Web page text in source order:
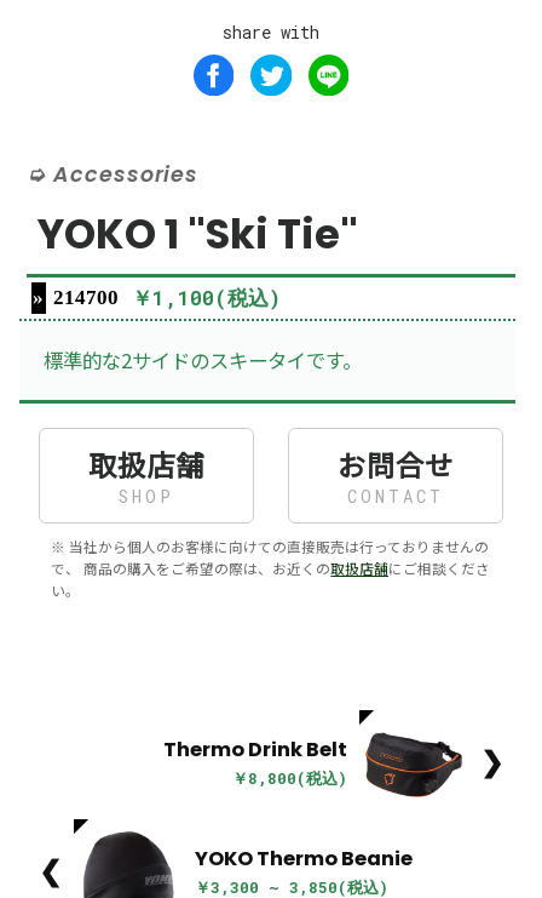
share with
Accessories
YOKO 1 "Ski Tie"
214700 ￥1,100(税込)
標準的な2サイドのスキータイです。
取扱店舗
SHOP
お問合せ
CONTACT
※ 当社から個人のお客様に向けての直接販売は行っておりませんの
で、 商品の購入をご希望の際は、お近くの取扱店舗にご相談くださ
い。
Thermo Drink Belt
￥8,800(税込) ❯
❮ YOKO Thermo Beanie
￥3,300 ~ 3,850(税込)